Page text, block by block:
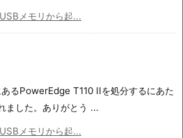
メモリから起...
るPowerEdge T110 IIを処分するにあた
ました。ありがとう ...
メモリから起...